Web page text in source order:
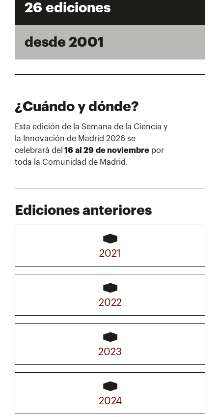
26 ediciones
desde 2001
¿Cuándo y dónde?
Esta edición de la Semana de la Ciencia y
la Innovación de Madrid 2026 se
celebrará del 16 al 29 de noviembre por
toda la Comunidad de Madrid.
Ediciones anteriores
2021
2022
2023
2024